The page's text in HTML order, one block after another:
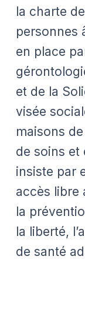
la charte
personnes
en place
et de la
visée
maisons
de soins et
insiste par
accès libre
la
la liberté,
de santé